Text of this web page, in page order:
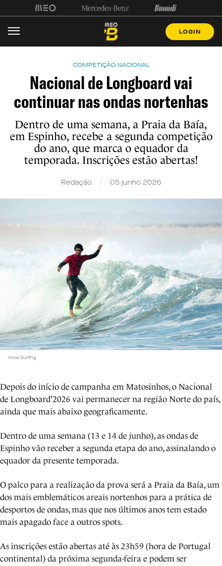
LOGIN
COMPETIÇÃO NACIONAL
Nacional de Longboard vai
continuar nas ondas nortenhas
Dentro de uma semana, a Praia da Baía,
em Espinho, recebe a segunda competição
do ano, que marca o equador da
temporada. Inscrições estão abertas!
Redação 05 junho 2026
Wow Surfing
Depois do início de campanha em Matosinhos, o Nacional
de Longboard'2026 vai permanecer na região Norte do país,
ainda que mais abaixo geograficamente.
Dentro de uma semana (13 e 14 de junho), as ondas de
Espinho vão receber a segunda etapa do ano, assinalando o
equador da presente temporada.
O palco para a realização da prova será a Praia da Baía, um
dos mais emblemáticos areais nortenhos para a prática de
desportos de ondas, mas que nos últimos anos tem estado
mais apagado face a outros spots.
As inscrições estão abertas até às 23h59 (hora de Portugal
continental) da próxima segunda-feira e podem ser